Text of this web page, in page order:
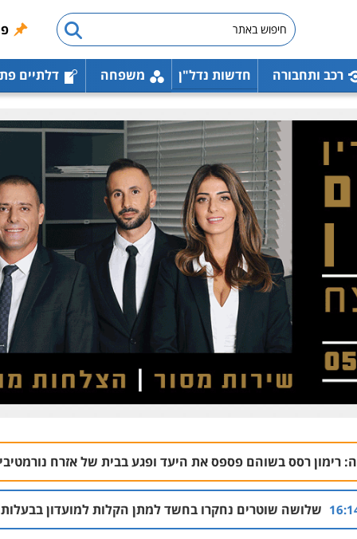
רכב ותחבורה חדשות נדל"ן משפחה דלתיים
פספס את היעד ופגע בבית של אזרח נורמטיבי 06.08 | 22:21
נחקרו בחשד למתן הקלות למועדון בבעלות אחיו של "הצל"